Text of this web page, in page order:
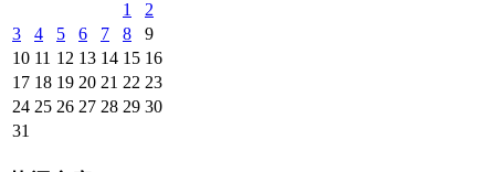
1
2
3
4 5 6 7 8
9
10 11 12 13 14 15 16
17 18 19 20 21 22 23
24 25 26 27 28 29 30
31